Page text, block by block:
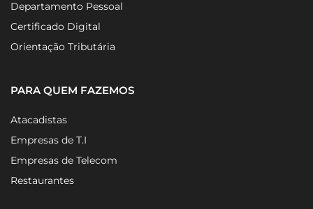
Departamento Pessoal
Certificado Digital
Orientação Tributária
PARA QUEM FAZEMOS
Atacadistas
Empresas de T.I
Empresas de Telecom
Restaurantes